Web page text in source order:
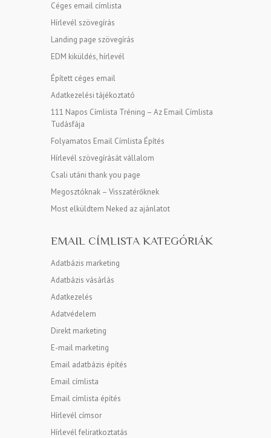
Céges email címlista
Hírlevél szövegírás
Landing page szövegírás
EDM kiküldés, hírlevél
Épített céges email
Adatkezelési tájékoztató
111 Napos Címlista Tréning – Az Email Címlista
Tudásfája
Folyamatos Email Címlista Építés
Hírlevél szövegírását vállalom
Csali utáni thank you page
Megosztóknak – Visszatérőknek
Most elküldtem Neked az ajánlatot
EMAIL CÍMLISTA KATEGÓRIÁK
Adatbázis marketing
Adatbázis vásárlás
Adatkezelés
Adatvédelem
Direkt marketing
E-mail marketing
Email adatbázis építés
Email címlista
Email címlista építés
Hírlevél címsor
Hírlevél feliratkoztatás